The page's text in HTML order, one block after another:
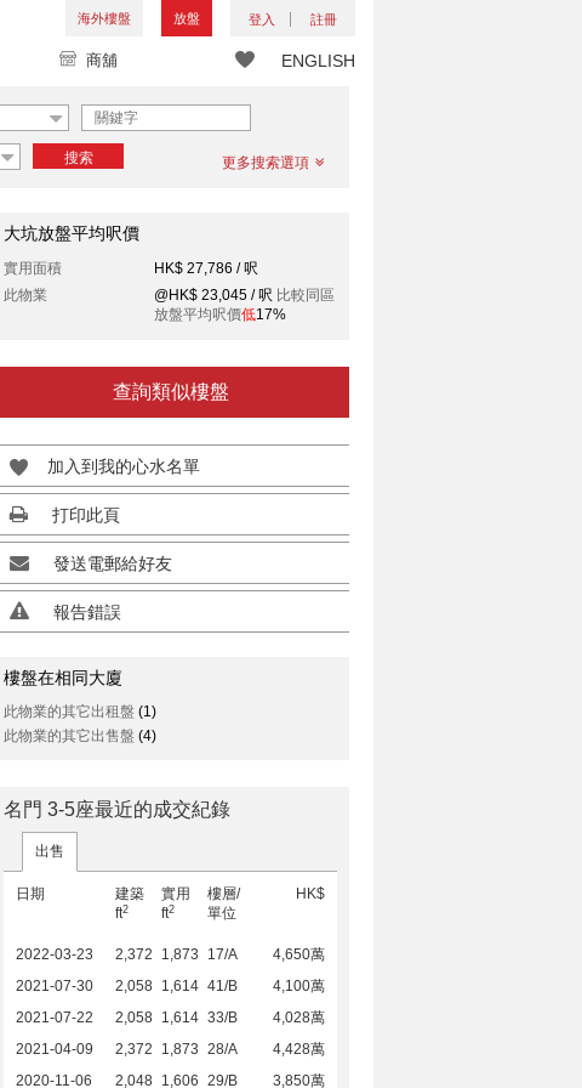
海外樓盤 放盤 登入 註冊
ENGLISH
商舖
搜索 更多搜索選項
大坑放盤平均呎價
實用面積
HK$ 27,786 / 呎
此物業
@HK$ 23,045 / 呎 比較同區
放盤平均呎價低17%
查詢類似樓盤
加入到我的心水名單
打印此頁
發送電郵給好友
報告錯誤
樓盤在相同大廈
此物業的其它出租盤 (1)
此物業的其它出售盤 (4)
名門 3-5座最近的成交紀錄
出售
日期
建築
ft2
實用
ft2
樓層/
單位
HK$
2022-03-23 2,372 1,873 17/A
4,650萬
2021-07-30
2,058 1,614 41/B
4,100萬
2021-07-22
2,058 1,614 33/B
4,028萬
2021-04-09
2,372 1,873 28/A
4,428萬
2020-11-06
2,048 1,606 29/B 3,850萬